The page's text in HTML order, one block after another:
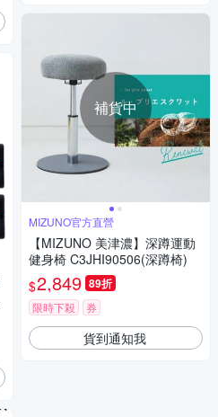
補貨中
MIZUNO官方直營
【MIZUNO 美津濃】深蹲運動
健身椅 C3JHI90506(深蹲椅)
$2,849 89折
限時下殺 券
貨到通知我